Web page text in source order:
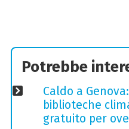
Potrebbe
Caldo a
biblioteche
gratuito per